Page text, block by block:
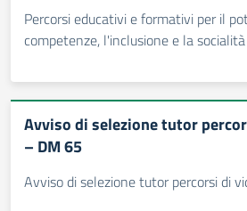
Percorsi educativi e formativi per il
competenze, l'inclusione e la socialità
Avviso di selezione tutor
– DM 65
Avviso di selezione tutor percorsi di